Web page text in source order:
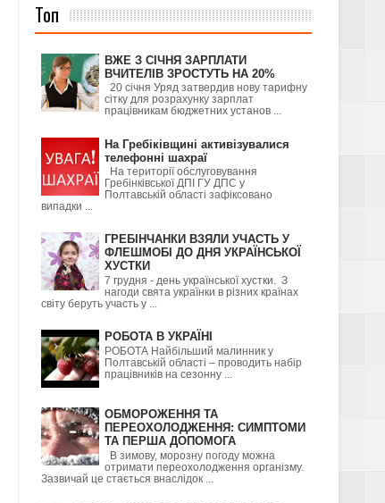
Топ
ВЖЕ З СІЧНЯ ЗАРПЛАТИ
ВЧИТЕЛІВ ЗРОСТУТЬ НА 20%
20 січня Уряд затвердив нову тарифну
сітку для розрахунку зарплат
працівникам бюджетних установ ...
На Гребіківщині активізувалися
телефонні шахраї
На території обслуговування
Гребінківської ДПІ ГУ ДПС у
Полтавській області зафіксовано
випадки ...
ГРЕБІНЧАНКИ ВЗЯЛИ УЧАСТЬ У
ФЛЕШМОБІ ДО ДНЯ УКРАЇНСЬКОЇ
ХУСТКИ
7 грудня - день української хустки. З
нагоди свята українки в різних країнах
світу беруть участь у ...
РОБОТА В УКРАЇНІ
РОБОТА Найбільший малинник у
Полтавській області – проводить набір
працівників на сезонну ...
ОБМОРОЖЕННЯ ТА
ПЕРЕОХОЛОДЖЕННЯ: СИМПТОМИ
ТА ПЕРША ДОПОМОГА
В зимову, морозну погоду можна
отримати переохолодження організму.
Зазвичай це стається внаслідок ...